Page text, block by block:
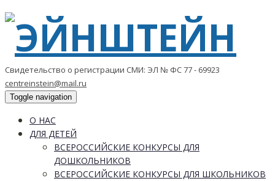
Свидетельство о регистрации СМИ: ЭЛ № ФС 77 - 69923
centreinstein@mail.ru
Toggle navigation
О НАС
ДЛЯ ДЕТЕЙ
ВСЕРОССИЙСКИЕ КОНКУРСЫ ДЛЯ
ДОШКОЛЬНИКОВ
ВСЕРОССИЙСКИЕ КОНКУРСЫ ДЛЯ ШКОЛЬНИКОВ